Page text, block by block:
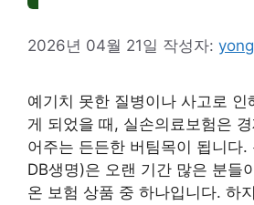
2026년 04월 21일 작성자:
예기치 못한 질병이나 사고로 인
게 되었을 때, 실손의료보험은
어주는 든든한 버팀목이 됩니다.
DB생명)은 오랜 기간 많은 분들
온 보험 상품 중 하나입니다. 하